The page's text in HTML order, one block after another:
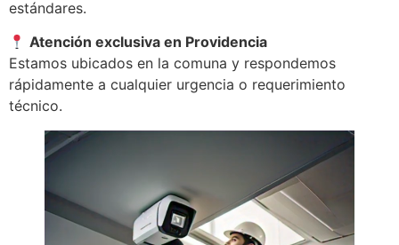
estándares.
Atención exclusiva en Providencia
Estamos ubicados en la comuna y respondemos
rápidamente a cualquier urgencia o requerimiento
técnico.